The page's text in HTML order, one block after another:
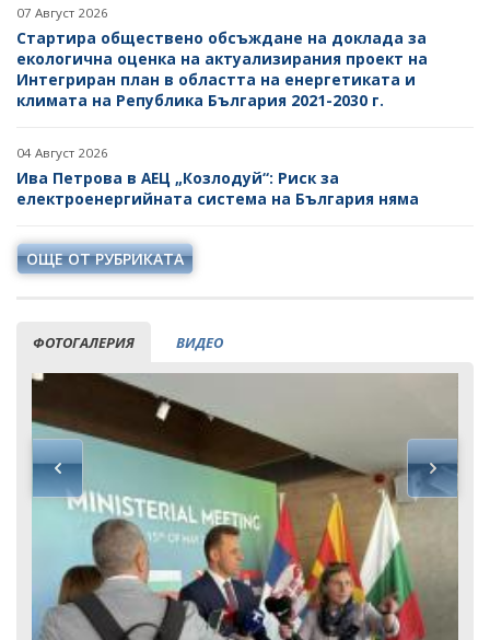
07 Август 2026
Стартира обществено обсъждане на доклада за
екологична оценка на актуализирания проект на
Интегриран план в областта на енергетиката и
климата на Република България 2021-2030 г.
04 Август 2026
Ива Петрова в АЕЦ „Козлодуй“: Риск за
електроенергийната система на България няма
ОЩЕ ОТ РУБРИКАТА
ФОТОГАЛЕРИЯ ВИДЕО